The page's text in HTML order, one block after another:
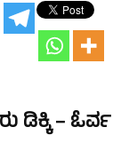
ಡಿಕ್ಕಿ – ಓರ್ವ